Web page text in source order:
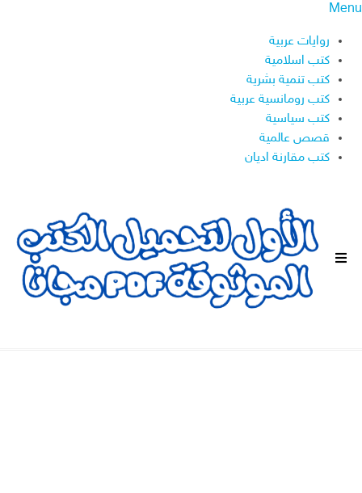
Menu
روايات عربية
كتب اسلامية
كتب تنمية بشرية
كتب رومانسية عربية
كتب سياسية
قصص عالمية
كتب مقارنة اديان
ا